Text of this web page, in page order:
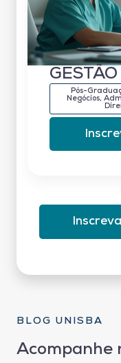
Pós-
Negócios,
BLOG UNISBA
Acompanhe